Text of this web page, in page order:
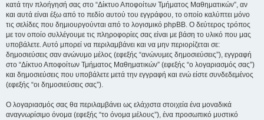
κατά την πλοήγησή σας στο “Δίκτυο Αποφοίτων Τμήματος Μαθηματικών”, αν
και αυτά είναι έξω από το πεδίο αυτού του εγγράφου, το οποίο καλύπτει μόνο
τις σελίδες που δημιουργούνται από το λογισμικό phpBB. Ο δεύτερος τρόπος
με τον οποίο συλλέγουμε τις πληροφορίες σας είναι με βάση το υλικό που μας
υποβάλετε. Αυτό μπορεί να περιλαμβάνει και να μην περιορίζεται σε:
δημοσιεύσεις σαν ανώνυμο μέλος (εφεξής “ανώνυμες δημοσιεύσεις”), εγγραφή
στο “Δίκτυο Αποφοίτων Τμήματος Μαθηματικών” (εφεξής “ο λογαριασμός σας”)
και δημοσιεύσεις που υποβάλετε μετά την εγγραφή και ενώ είστε συνδεδεμένος
(εφεξής “οι δημοσιεύσεις σας”).
Ο λογαριασμός σας θα περιλαμβάνει ως ελάχιστα στοιχεία ένα μοναδικά
αναγνωρίσιμο όνομα (εφεξής “το όνομα μέλους”), ένα προσωπικό μυστικό